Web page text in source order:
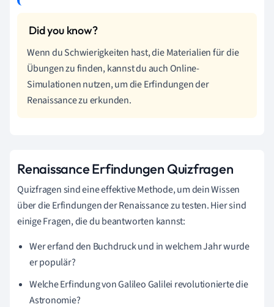
Wenn du Schwierigkeiten hast, die Materialien für die
Übungen zu finden, kannst du auch Online-
Simulationen nutzen, um die Erfindungen der
Renaissance zu erkunden.
Renaissance Erfindungen Quizfragen
Quizfragen sind eine effektive Methode, um dein Wissen
über die Erfindungen der Renaissance zu testen. Hier sind
einige Fragen, die du beantworten kannst:
Wer erfand den Buchdruck und in welchem Jahr wurde
er populär?
Welche Erfindung von Galileo Galilei revolutionierte die
Astronomie?